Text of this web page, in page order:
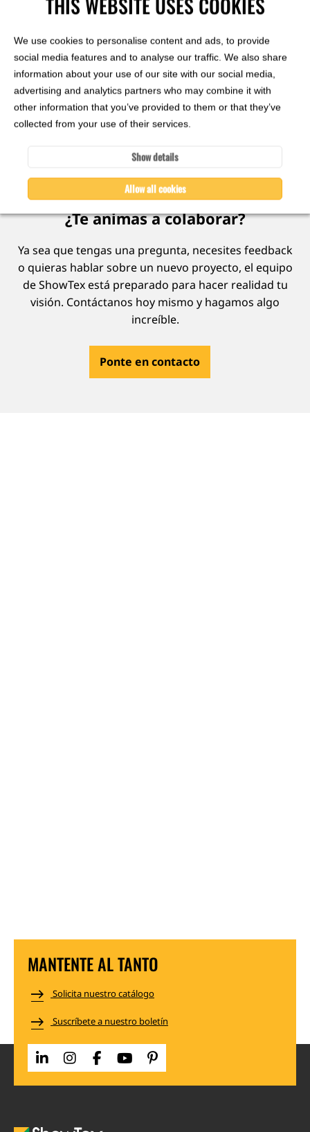
We use cookies to personalise content and ads, to provide
social media features and to analyse our traffic. We also share
information about your use of our site with our social media,
advertising and analytics partners who may combine it with
other information that you’ve provided to them or that they’ve
collected from your use of their services.
Show details
Allow all cookies
mismas cualidades acústicas que el tejido
IFR,
Fonoabsorbente
150 cm
23 colores
Ver
¿Te animas a colaborar?
Ya sea que tengas una pregunta, necesites feedback
o quieras hablar sobre un nuevo proyecto, el equipo
de ShowTex está preparado para hacer realidad tu
visión. Contáctanos hoy mismo y hagamos algo
increíble.
Ponte en contacto
MANTENTE AL TANTO
Solicita nuestro catálogo
Suscríbete a nuestro boletín